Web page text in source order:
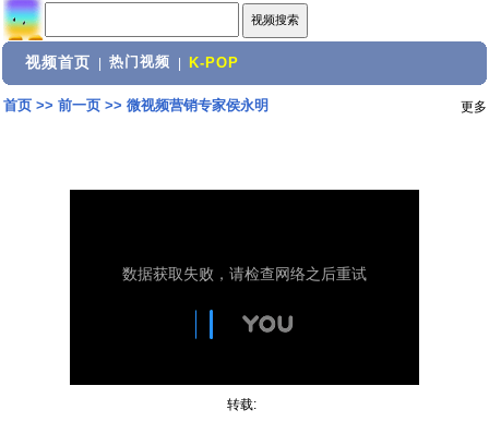
视频首页 热门视频 K-POP
首页>> 前一页>> 微视频营销专家侯永明 更多
转载: